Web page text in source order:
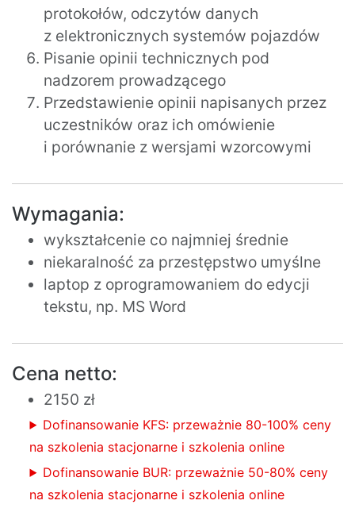
protokołów, odczytów danych
z elektronicznych systemów pojazdów
Pisanie opinii technicznych pod
nadzorem prowadzącego
Przedstawienie opinii napisanych przez
uczestników oraz ich omówienie
i porównanie z wersjami wzorcowymi
Wymagania:
wykształcenie co najmniej średnie
niekaralność za przestępstwo umyślne
laptop z oprogramowaniem do edycji
tekstu, np. MS Word
Cena netto:
2150 zł
Dofinansowanie KFS: przeważnie 80-100% ceny
na szkolenia stacjonarne i szkolenia online
Dofinansowanie BUR: przeważnie 50-80% ceny
na szkolenia stacjonarne i szkolenia online